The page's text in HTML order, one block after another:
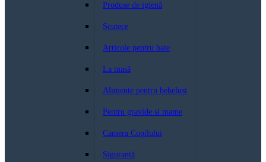
Produse de igienă
Scutece
Articole pentru baie
La masă
Alimente pentru bebeluși
Pentru gravide si mame
Camera Copilului
Siguranță